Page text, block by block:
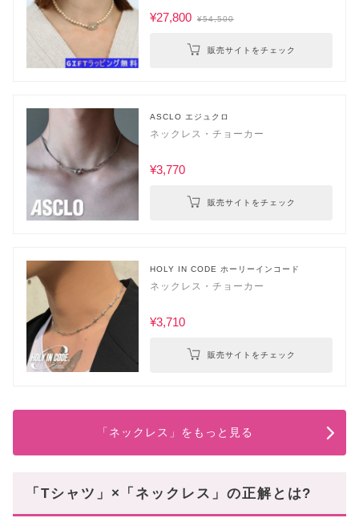
¥27,800 ¥54,500
販売サイトをチェック
ASCLO エジュクロ
ネックレス・チョーカー
¥3,770
販売サイトをチェック
HOLY IN CODE ホーリーインコード
ネックレス・チョーカー
¥3,710
販売サイトをチェック
「ネックレス」をもっと見る
「Tシャツ」×「ネックレス」の正解とは?